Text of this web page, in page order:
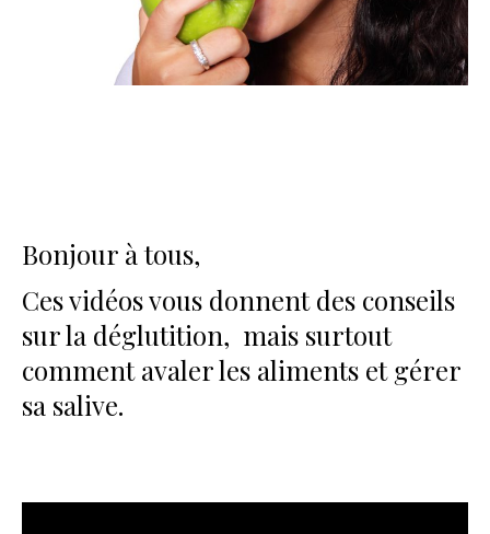
Bonjour à tous,
Ces vidéos vous donnent des conseils
sur la déglutition, mais surtout
comment avaler les aliments et gérer
sa salive.